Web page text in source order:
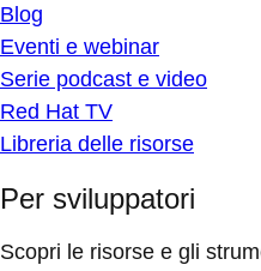
Blog
Eventi e webinar
Serie podcast e video
Red Hat TV
Libreria delle risorse
Per sviluppatori
Scopri le risorse e gli